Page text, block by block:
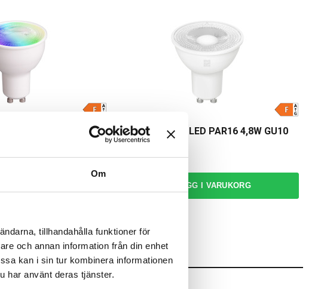
Om
tillhandahålla funktioner för
och annan information från din enhet
kan i sin tur kombinera informationen
har använt deras tjänster.
Namron ZigBee LED PAR16 4,8W GU10
CCT Dim
189,00 kr
LÄGG I VARUKORG